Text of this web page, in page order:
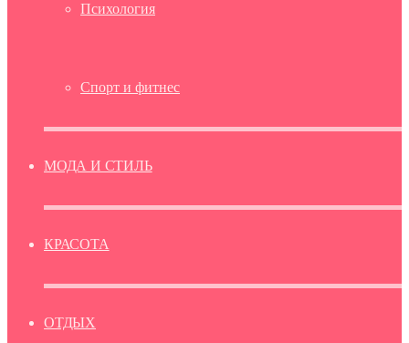
Психология
Спорт и фитнес
МОДА И СТИЛЬ
КРАСОТА
ОТДЫХ